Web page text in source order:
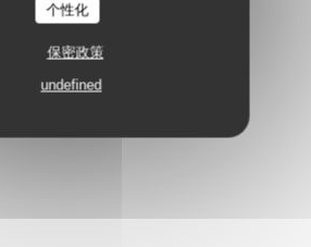
个性化
保密政策
undefined